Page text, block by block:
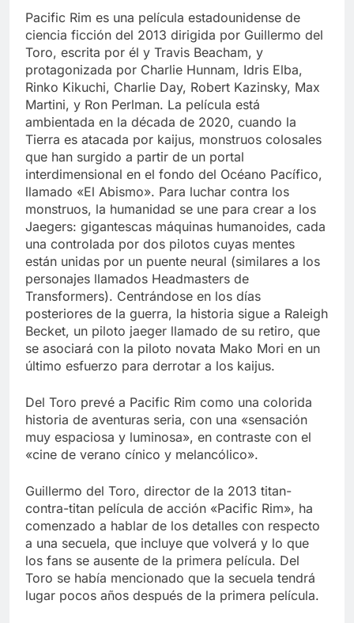
Crucero en México te
lleva a lugares
paranormales con
binoculares de visión
nocturna y reuniones de
secuestrados
7 Años Atrás
La Inteligencia Artificial
deepfake de Samsung
fabrica un clip de
movimiento desde una
sola foto
7 Años Atrás
Pacific Rim es una película estadounidense de
ciencia ficción del 2013 dirigida por Guillermo del
Toro, escrita por él y Travis Beacham, y
protagonizada por Charlie Hunnam, Idris Elba,
Rinko Kikuchi, Charlie Day, Robert Kazinsky, Max
Martini, y Ron Perlman. La película está
ambientada en la década de 2020, cuando la
Tierra es atacada por kaijus, monstruos colosales
que han surgido a partir de un portal
interdimensional en el fondo del Océano Pacífico,
llamado «El Abismo». Para luchar contra los
monstruos, la humanidad se une para crear a los
Jaegers: gigantescas máquinas humanoides, cada
una controlada por dos pilotos cuyas mentes
están unidas por un puente neural (similares a los
personajes llamados Headmasters de
Transformers). Centrándose en los días
posteriores de la guerra, la historia sigue a Raleigh
Becket, un piloto jaeger llamado de su retiro, que
se asociará con la piloto novata Mako Mori en un
último esfuerzo para derrotar a los kaijus.
Del Toro prevé a Pacific Rim como una colorida
historia de aventuras seria, con una «sensación
muy espaciosa y luminosa», en contraste con el
«cine de verano cínico y melancólico».
Guillermo del Toro, director de la 2013 titan-
contra-titan película de acción «Pacific Rim», ha
comenzado a hablar de los detalles con respecto
a una secuela, que incluye que volverá y lo que
los fans se ausente de la primera película. Del
Toro se había mencionado que la secuela tendrá
lugar pocos años después de la primera película.